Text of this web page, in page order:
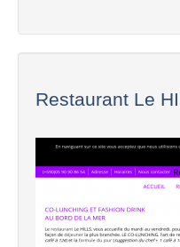
Restaurant Le